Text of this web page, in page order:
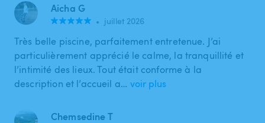
Aicha G
• juillet 2026
Très belle piscine, parfaitement entretenue. J’ai
particulièrement apprécié le calme, la tranquillité et
l’intimité des lieux. Tout était conforme à la
description et l’accueil a… voir plus
Chemsedine T